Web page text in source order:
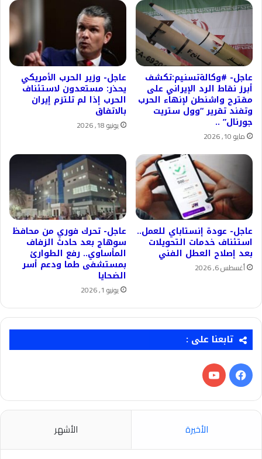
عاجل- #وكالةتسنيم:تكشف
أبرز نقاط الرد الإيراني على
مقترح واشنطن لإنهاء الحرب
وتفند تقرير “وول ستريت
جورنال” ..
مايو 10, 2026
عاجل- وزير الحرب الأمريكي
يحذر: مستعدون لاستئناف
الحرب إذا لم تلتزم إيران
بالاتفاق
يونيو 18, 2026
عاجل- عودة إنستاباي للعمل..
استئناف خدمات التحويلات
بعد إصلاح العطل الفني
أغسطس 6, 2026
عاجل- تحرك فوري من محافظ
سوهاج بعد حادث الزفاف
المأساوي.. رفع الطوارئ
بمستشفى طما ودعم أسر
الضحايا
يونيو 1, 2026
تابعنا على :
فيسبوك‫YouTube
الأخيرة الأشهر